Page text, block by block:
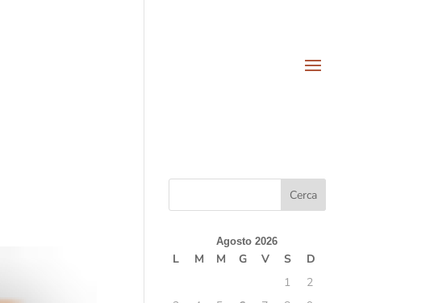
Agosto 2026
L M M G V S
D
1
2